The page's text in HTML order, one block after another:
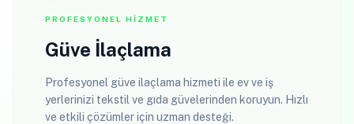
PROFESYONEL HIZMET
Güve İlaçlama
Profesyonel güve ilaçlama hizmeti ile ev ve iş
yerlerinizi tekstil ve gıda güvelerinden koruyun. Hızlı
ve etkili çözümler için uzman desteği.